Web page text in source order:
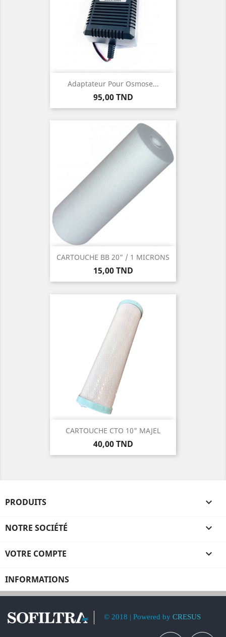
Adaptateur Pour Osmose...
Prix
95,00 TND
CARTOUCHE BB 20" / 1 MICRONS
Prix
15,00 TND
CARTOUCHE CTO 10" MAJEL
Prix
40,00 TND
PRODUITS 
NOTRE SOCIÉTÉ 
VOTRE COMPTE 
INFORMATIONS
© 2018 | Powered by CRESUS